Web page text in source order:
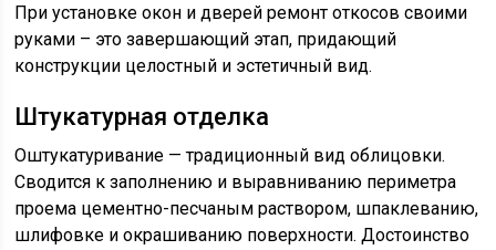
При установке окон и дверей ремонт откосов своими
руками – это завершающий этап, придающий
конструкции целостный и эстетичный вид.
Штукатурная отделка
Оштукатуривание — традиционный вид облицовки.
Сводится к заполнению и выравниванию периметра
проема цементно-песчаным раствором, шпаклеванию,
шлифовке и окрашиванию поверхности. Достоинство